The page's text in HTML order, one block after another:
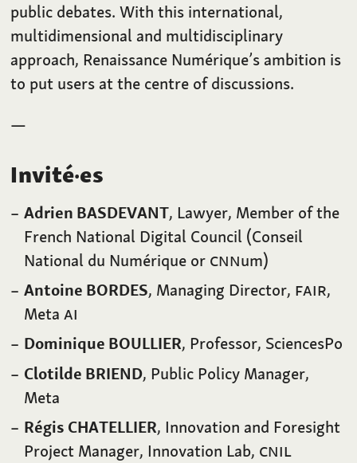
public debates. With this international,
multidimensional and multidisciplinary
approach, Renaissance Numérique’s ambition is
to put users at the centre of discussions.
—
Invité·es
Adrien BASDEVANT, Lawyer, Member of the
French National Digital Council (Conseil
National du Numérique or CNNum)
Antoine BORDES, Managing Director, FAIR,
MetaAI
Dominique BOULLIER, Professor, SciencesPo
Clotilde BRIEND, Public Policy Manager,
Meta
Régis CHATELLIER, Innovation and Foresight
Project Manager, Innovation Lab, CNIL